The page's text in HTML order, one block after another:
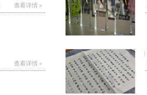
查看详情 »
查看详情 »